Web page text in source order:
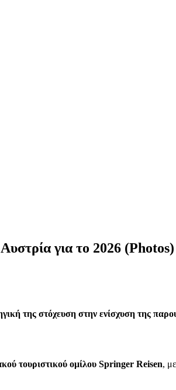
για το 2026 (Photos)
της στόχευση στην ενίσχυση της
τουριστικού ομίλου Springer Reisen,